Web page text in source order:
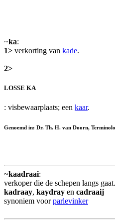
~ka:
1> verkorting van kade.
2>
LOSSE KA
: visbewaarplaats; een kaar.
Genoemd in: Dr. Th. H. van Doorn,
~kaadraai:
verkoper die de schepen langs
kadraay, kaydray en cadraaij
synoniem voorparlevinker